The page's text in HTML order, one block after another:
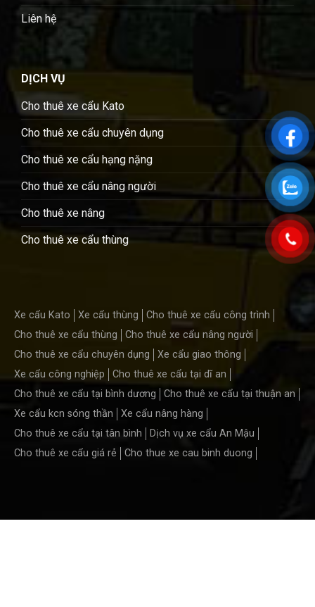
Liên hệ
DỊCH VỤ
Cho thuê xe cẩu Kato
Cho thuê xe cẩu chuyên dụng
Cho thuê xe cẩu hạng nặng
Cho thuê xe cẩu nâng người
Cho thuê xe nâng
Cho thuê xe cẩu thùng
Xe cẩu Kato Xe cẩu thùng
Cho thuê xe cẩu công trình
Cho thuê xe cẩu thùng
Cho thuê xe cẩu nâng người
Cho thuê xe cẩu chuyên dụng
Xe cẩu giao thông
Xe cẩu công nghiệp
Cho thuê xe cẩu tại dĩ an
Cho thuê xe cẩu tại bình dương
Cho thuê xe cẩu tại thuận an
Xe cẩu kcn sóng thần
Xe cẩu nâng hàng
Cho thuê xe cẩu tại tân bình
Dịch vụ xe cẩu An Mậu
Cho thuê xe cẩu giá rẻ
Cho thue xe cau binh duong